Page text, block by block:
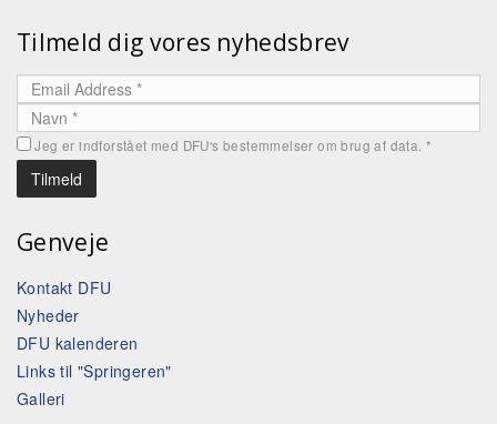
Tilmeld dig vores nyhedsbrev
Jeg er indforstået med DFU's bestemmelser om brug af data.*
Genveje
Kontakt DFU
Nyheder
DFU kalenderen
Links til "Springeren"
Galleri